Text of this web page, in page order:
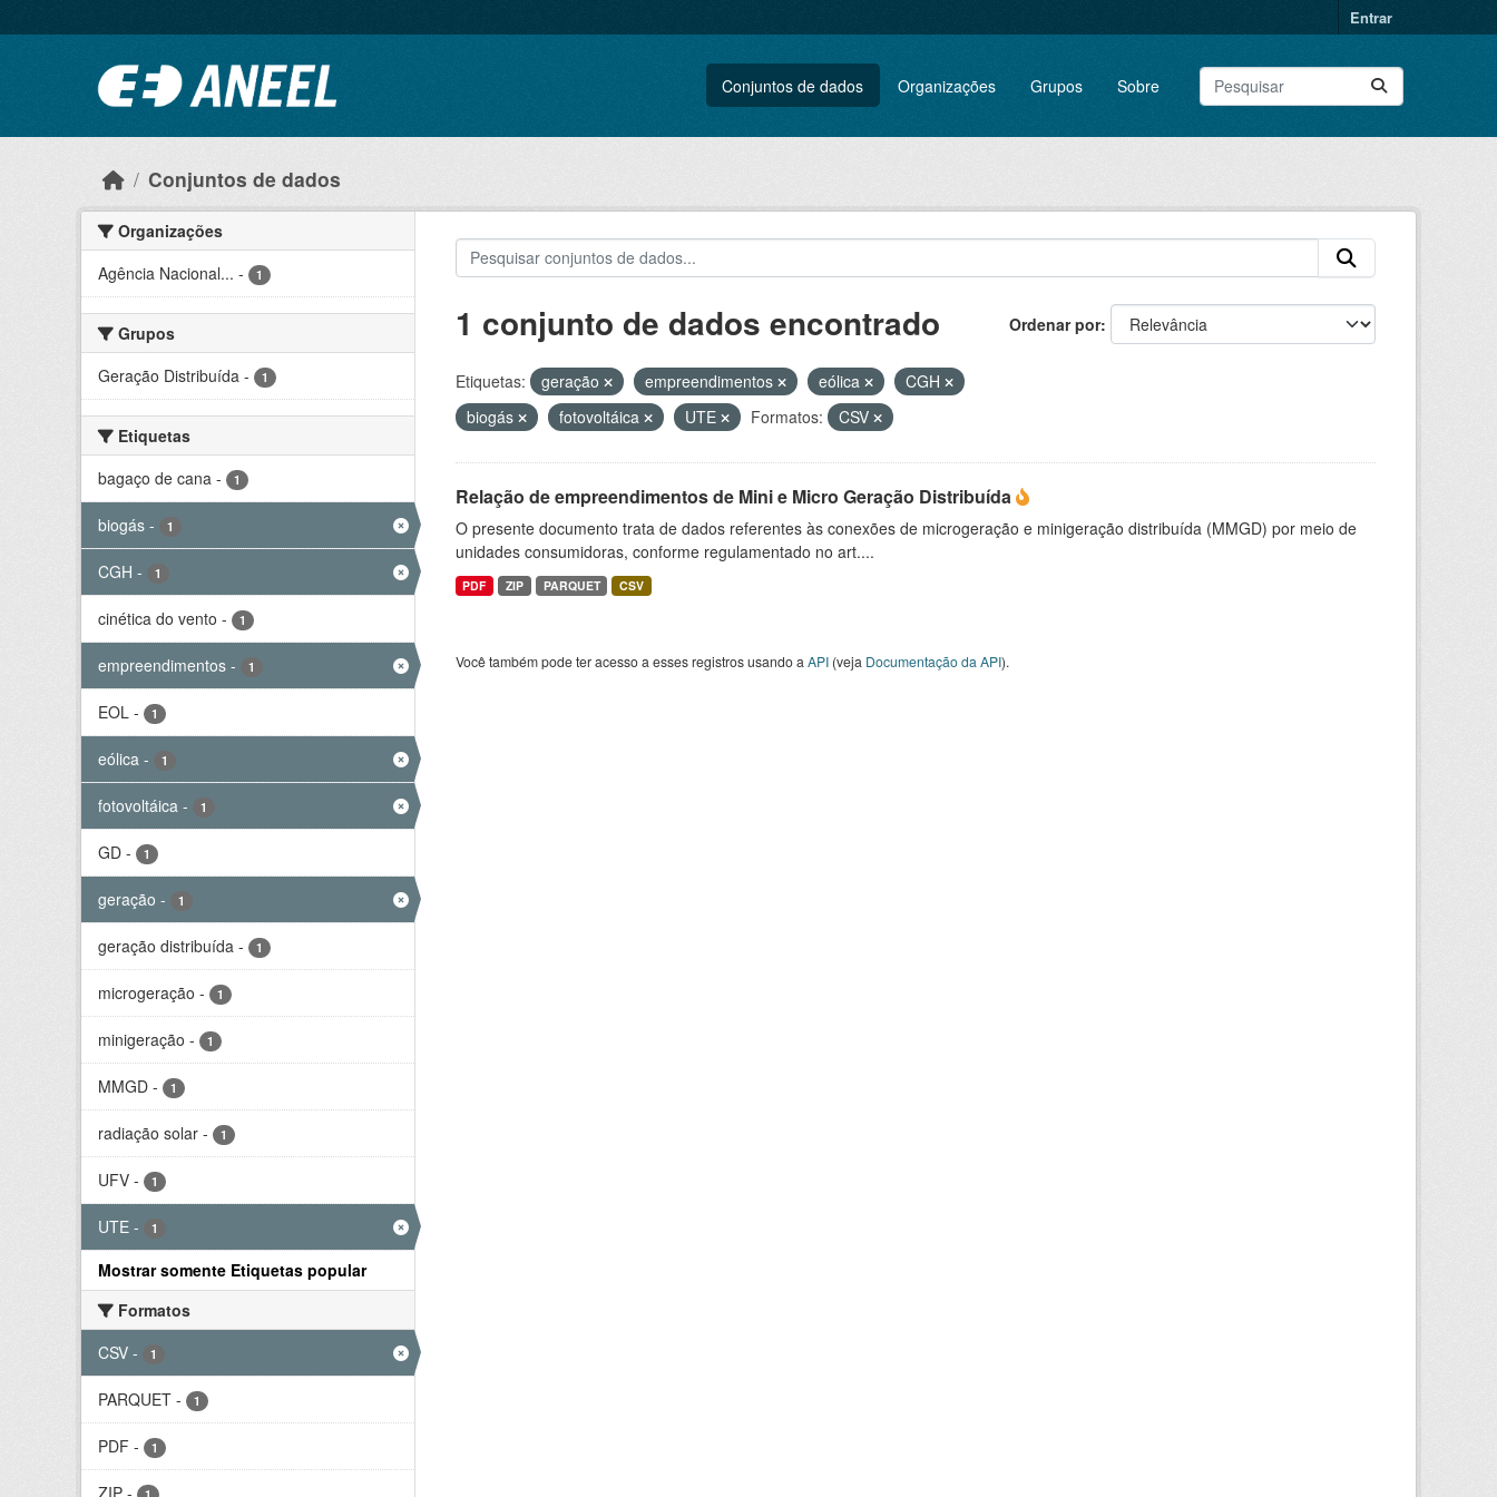
Entrar
Conjuntos de dados Organizações Grupos Sobre
Conjuntos de dados
Organizações
Agência Nacional... - 1
Grupos
Geração Distribuída - 1
Etiquetas
bagaço de cana - 1
biogás - 1
CGH - 1
cinética do vento - 1
empreendimentos - 1
EOL - 1
eólica - 1
fotovoltáica - 1
GD - 1
geração - 1
geração distribuída - 1
microgeração - 1
minigeração - 1
MMGD - 1
radiação solar - 1
UFV - 1
UTE - 1
Mostrar somente Etiquetas popular
Formatos
CSV - 1
PARQUET - 1
PDF - 1
ZIP -
Ordenar por
1 conjunto de dados encontrado
Etiquetas: geração empreendimentos eólica
CGH
biogás
fotovoltáica UTE Formatos: CSV
Relação de empreendimentos de Mini e Micro Geração Distribuída
O presente documento trata de dados referentes às conexões de microgeração e minigeração distribuída (MMGD) por meio de
unidades consumidoras, conforme regulamentado no art....
PDF ZIP PARQUET CSV
Você também pode ter acesso a esses registros usando a API(veja Documentação da API).